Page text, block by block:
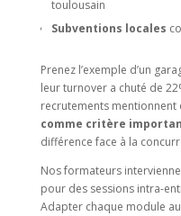
toulousain
Subventions locales
Prenez l’exemple d’un
leur turnover a chuté de
recrutements mentionnent
comme critère
différence face à la
Nos formateurs
pour des sessions intra-
Adapter chaque module